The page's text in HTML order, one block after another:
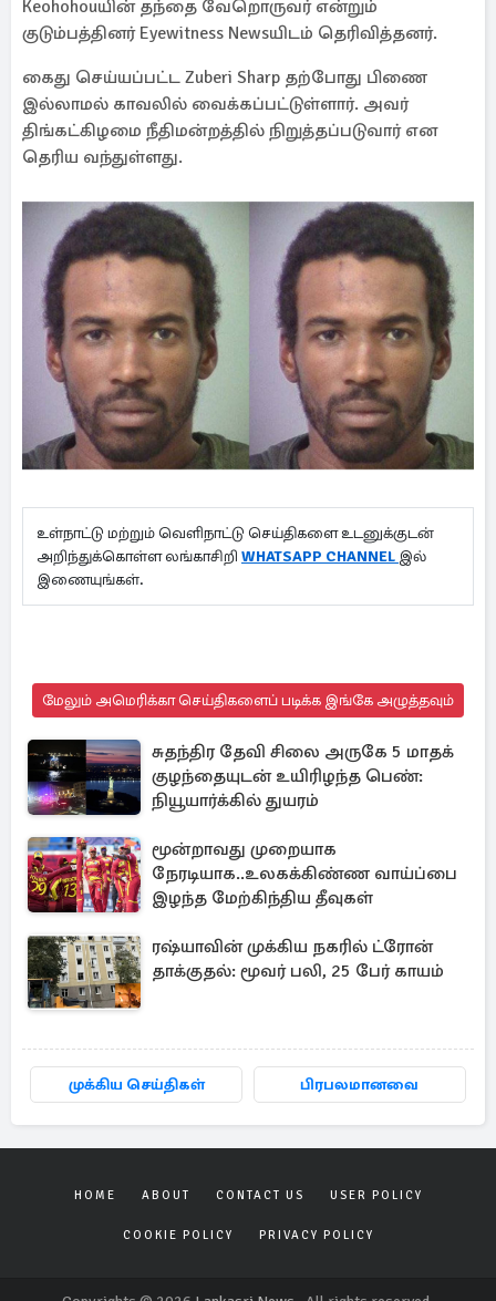
Keohohouயின் தந்தை வேறொருவர் என்றும்
குடும்பத்தினர் Eyewitness Newsயிடம் தெரிவித்தனர்.
கைது செய்யப்பட்ட Zuberi Sharp தற்போது பிணை
இல்லாமல் காவலில் வைக்கப்பட்டுள்ளார். அவர்
திங்கட்கிழமை நீதிமன்றத்தில் நிறுத்தப்படுவார் என
தெரிய வந்துள்ளது.
உள்நாட்டு மற்றும் வெளிநாட்டு செய்திகளை உடனுக்குடன்
அறிந்துக்கொள்ள லங்காசிறி WHATSAPP CHANNEL இல்
இணையுங்கள்.
மேலும் அமெரிக்கா செய்திகளைப் படிக்க இங்கே அழுத்தவும்
சுதந்திர தேவி சிலை அருகே 5 மாதக்
குழந்தையுடன் உயிரிழந்த பெண்:
நியூயார்க்கில் துயரம்
மூன்றாவது முறையாக
நேரடியாக..உலகக்கிண்ண வாய்ப்பை
இழந்த மேற்கிந்திய தீவுகள்
ரஷ்யாவின் முக்கிய நகரில் ட்ரோன்
தாக்குதல்: மூவர் பலி, 25 பேர் காயம்
முக்கிய செய்திகள் பிரபலமானவை
HOME ABOUT CONTACT US USER POLICY
COOKIE POLICY PRIVACY POLICY